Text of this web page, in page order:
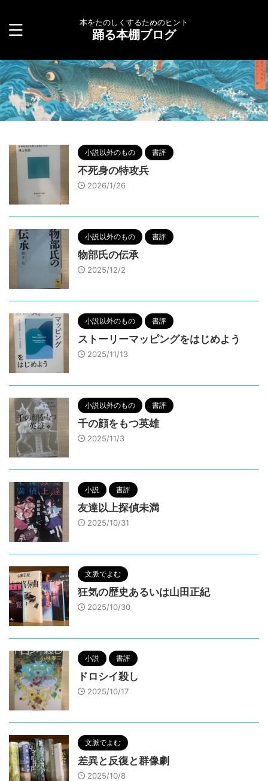
本をたのしくするためのヒント
踊る本棚ブログ
小説以外のもの 書評
不死身の特攻兵
2026/1/26
小説以外のもの 書評
物部氏の伝承
2025/12/2
小説以外のもの 書評
ストーリーマッピングをはじめよう
2025/11/13
小説以外のもの 書評
千の顔をもつ英雄
2025/11/3
小説 書評
友達以上探偵未満
2025/10/31
文脈でよむ
狂気の歴史あるいは山田正紀
2025/10/30
小説 書評
ドロシイ殺し
2025/10/17
文脈でよむ
差異と反復と群像劇
2025/10/8